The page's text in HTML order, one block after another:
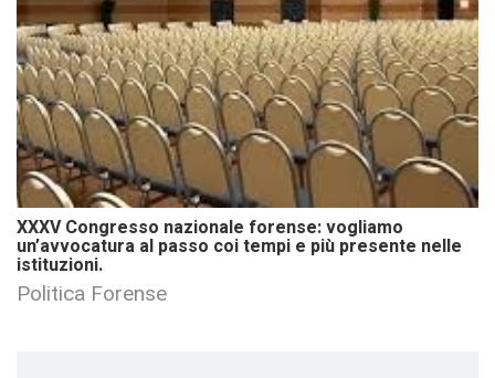
XXXV Congresso nazionale forense: vogliamo
un’avvocatura al passo coi tempi e più presente nelle
istituzioni.
Politica Forense